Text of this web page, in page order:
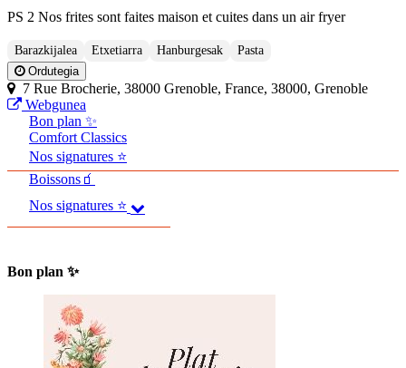
PS 2 Nos frites sont faites maison et cuites dans un air fryer
Barazkijalea Etxetiarra Hanburgesak
Pasta
Ordutegia
7 Rue Brocherie, 38000 Grenoble, France, 38000, Grenoble
Webgunea
Bon plan ✨
Comfort Classics
Nos signatures ⭐
Boissons🧃
Nos signatures ⭐
Bon plan ✨